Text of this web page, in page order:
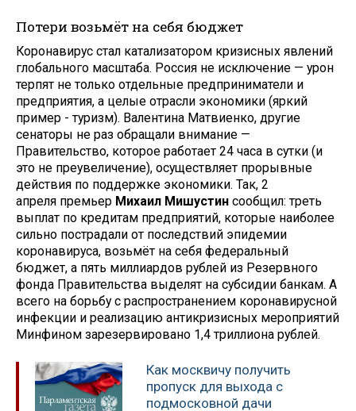
Потери возьмёт на себя бюджет
Коронавирус стал катализатором кризисных явлений
глобального масштаба. Россия не исключение — урон
терпят не только отдельные предприниматели и
предприятия, а целые отрасли экономики (яркий
пример - туризм). Валентина Матвиенко, другие
сенаторы не раз обращали внимание —
Правительство, которое работает 24 часа в сутки (и
это не преувеличение), осуществляет прорывные
действия по поддержке экономики. Так, 2
апреля премьер Михаил Мишустин сообщил: треть
выплат по кредитам предприятий, которые наиболее
сильно пострадали от последствий эпидемии
коронавируса, возьмёт на себя федеральный
бюджет, а пять миллиардов рублей из Резервного
фонда Правительства выделят на субсидии банкам. А
всего на борьбу с распространением коронавирусной
инфекции и реализацию антикризисных мероприятий
Минфином зарезервировано 1,4 триллиона рублей.
Как москвичу получить
пропуск для выхода с
подмосковной дачи